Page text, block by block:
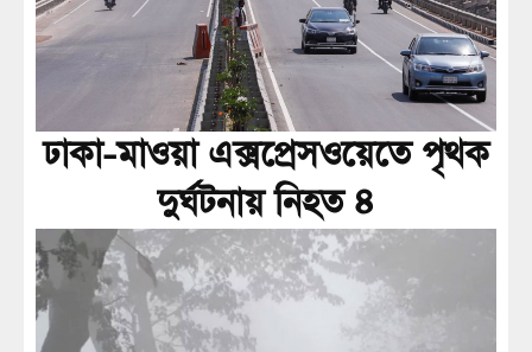
ঢাকা-মাওয়া এক্সপ্রেসওয়েতে পৃথক
দুর্ঘটনায় নিহত ৪